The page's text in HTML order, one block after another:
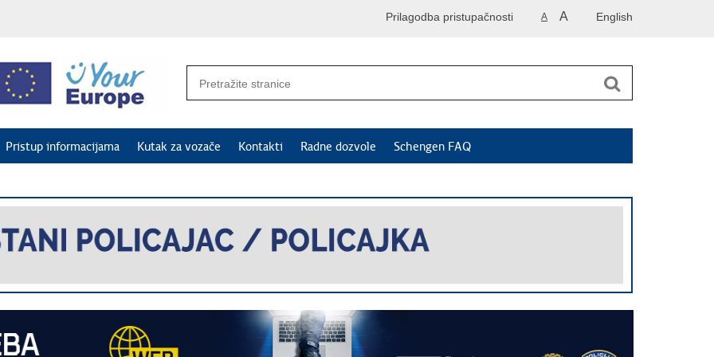
English
A A
Prilagodba pristupačnosti
Pristup informacijama Kutak za vozače Kontakti Radne dozvole Schengen FAQ